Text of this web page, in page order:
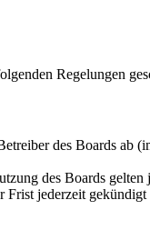
Regelungen
des Boards ab
des Boards
Frist jederzeit gekündigt